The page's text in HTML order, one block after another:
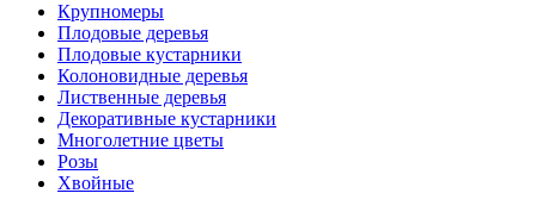
Крупномеры
Плодовые деревья
Плодовые кустарники
Колоновидные деревья
Лиственные деревья
Декоративные кустарники
Многолетние цветы
Розы
Хвойные